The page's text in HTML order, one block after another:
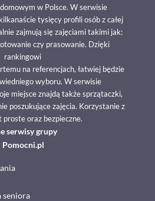
w Polsce. W serwisie
tysięcy profili osób z całej
zajmują się zajęciami takimi jak:
czy prasowanie. Dzięki
rankingowi
na referencjach, łatwiej będzie
wyboru. W serwisie
miejsce znajdą także sprzątaczki,
poszukujące zajęcia. Korzystanie z
proste oraz bezpieczne.
seniora
serwisy grupy
Pomocni.pl